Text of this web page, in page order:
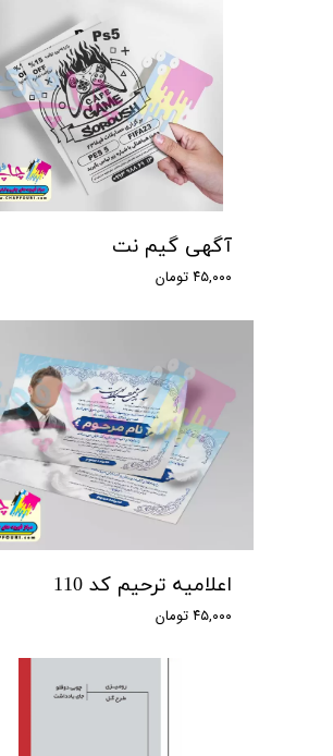
آگهی گیم نت
۴۵,۰۰۰ تومان
اعلامیه ترحیم کد 110
۴۵,۰۰۰ تومان